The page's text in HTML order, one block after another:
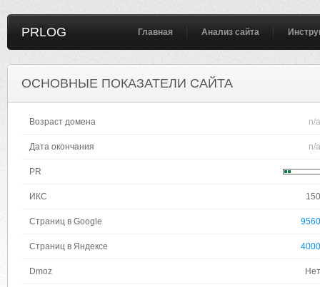
PRLOG Главная Анализ сайта
ОСНОВНЫЕ ПОКАЗАТЕЛИ САЙТА
Возраст домена n/a
Дата окончания n/a
PR
ИКС 150
Страниц в Google 9560
Страниц в Яндексе 4000
Dmoz Нет